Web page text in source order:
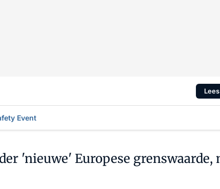
Event
'nieuwe' Europese grenswaarde,